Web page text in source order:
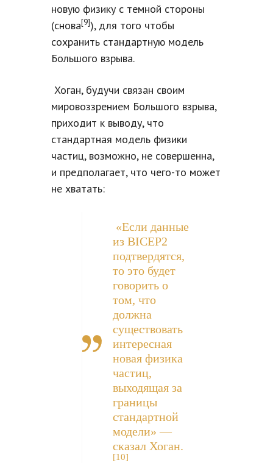
новую физику с темной стороны
(снова[9]), для того чтобы
сохранить стандартную модель
Большого взрыва.
Хоган, будучи связан своим
мировоззрением Большого взрыва,
приходит к выводу, что
стандартная модель физики
частиц, возможно, не совершенна,
и предполагает, что чего-то может
не хватать:
«Если данные
из BICEP2
подтвердятся,
то это будет
говорить о
том, что
должна
существовать
интересная
новая физика
частиц,
выходящая за
границы
стандартной
модели» —
сказал Хоган.
[10]